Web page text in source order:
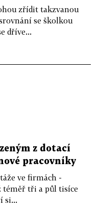
zřídit takzvanou
se školkou
dříve...
z dotací
pracovníky
ve firmách -
téměř tři a půl tisíce
si...